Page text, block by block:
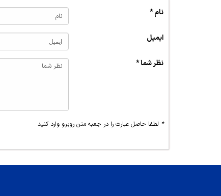
نام *
ایمیل
نظر شما *
* لطفا حاصل عبارت را در جعبه متن روبرو وارد کنید